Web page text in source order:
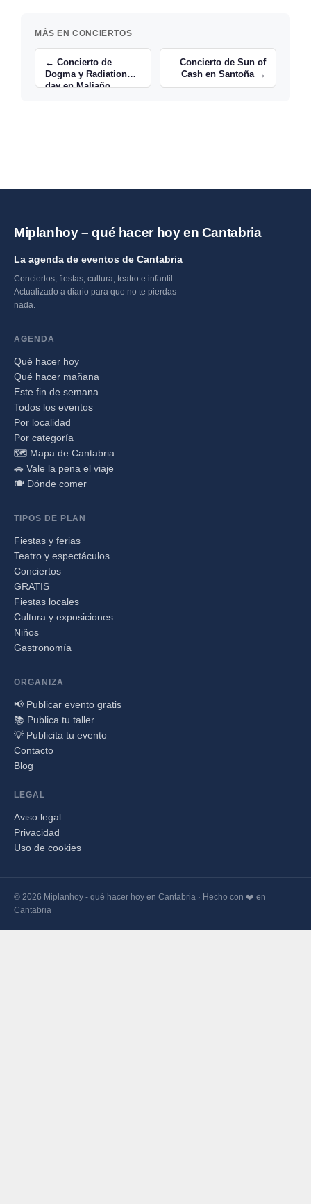
MÁS EN CONCIERTOS
← Concierto de
Dogma y Radiation
day en Maliaño
Concierto de Sun of
Cash en Santoña →
Miplanhoy – qué hacer hoy en Cantabria
La agenda de eventos de Cantabria
Conciertos, fiestas, cultura, teatro e infantil.
Actualizado a diario para que no te pierdas
nada.
AGENDA
Qué hacer hoy
Qué hacer mañana
Este fin de semana
Todos los eventos
Por localidad
Por categoría
🗺️ Mapa de Cantabria
🚗 Vale la pena el viaje
🍽️ Dónde comer
TIPOS DE PLAN
Fiestas y ferias
Teatro y espectáculos
Conciertos
GRATIS
Fiestas locales
Cultura y exposiciones
Niños
Gastronomía
ORGANIZA
📢 Publicar evento gratis
📚 Publica tu taller
💡 Publicita tu evento
Contacto
Blog
LEGAL
Aviso legal
Privacidad
Uso de cookies
© 2026 Miplanhoy - qué hacer hoy en Cantabria · Hecho con ❤️ en
Cantabria